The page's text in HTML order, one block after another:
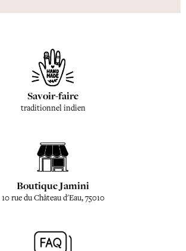
Savoir-faire
traditionnel indien
Boutique Jamini
10 rue du Château d'Eau, 75010